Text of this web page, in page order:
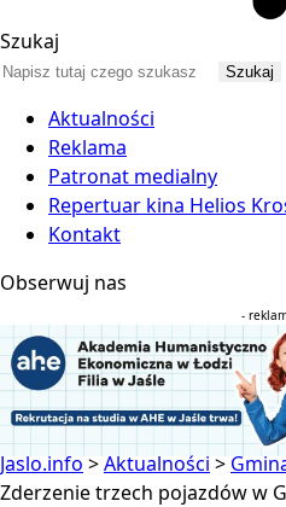
Szukaj
Aktualności
Reklama
Patronat medialny
Repertuar kina Helios
Kontakt
Obserwuj nas
-
Jaslo.info>Aktualności >
Zderzenie trzech pojazdów w